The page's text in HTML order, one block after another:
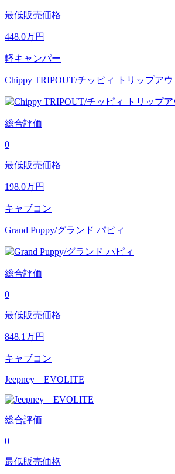
最低販売価格
448.0万円
軽キャンパー
Chippy TRIPOUT/チッピィ トリップアウ
総合評価
0
最低販売価格
198.0万円
キャブコン
Grand Puppy/グランド パピィ
総合評価
0
最低販売価格
848.1万円
キャブコン
Jeepney EVOLITE
総合評価
0
最低販売価格